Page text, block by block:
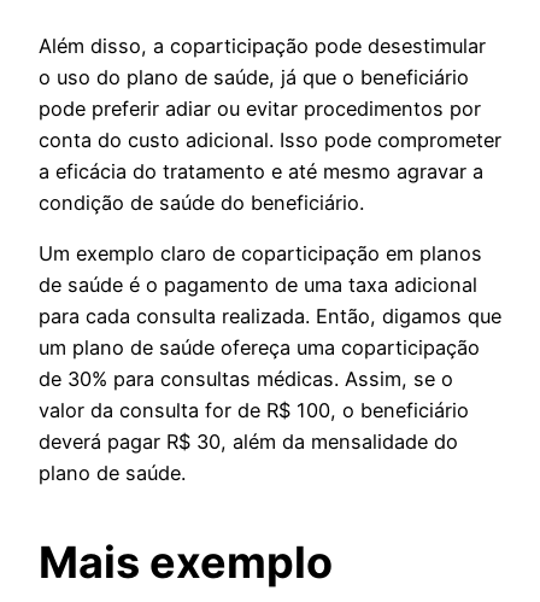
Além disso, a coparticipação pode desestimular
o uso do plano de saúde, já que o beneficiário
pode preferir adiar ou evitar procedimentos por
conta do custo adicional. Isso pode comprometer
a eficácia do tratamento e até mesmo agravar a
condição de saúde do beneficiário.
Um exemplo claro de coparticipação em planos
de saúde é o pagamento de uma taxa adicional
para cada consulta realizada. Então, digamos que
um plano de saúde ofereça uma coparticipação
de 30% para consultas médicas. Assim, se o
valor da consulta for de R$ 100, o beneficiário
deverá pagar R$ 30, além da mensalidade do
plano de saúde.
Mais exemplo